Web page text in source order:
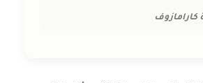
كارامازوف